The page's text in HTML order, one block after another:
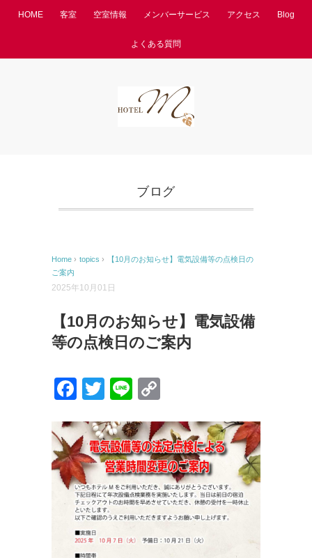
HOME 客室 空室情報 メンバーサービス アクセス Blog
よくある質問
ブログ
Home › topics ›
【10月のお知らせ】電気設備等の点検日の
ご案内
2025年10月01日
【10月のお知らせ】電気設備
等の点検日のご案内
F
c
e
b
o
o
k
T
tt
er
Li
e
p
y
Li
n
k